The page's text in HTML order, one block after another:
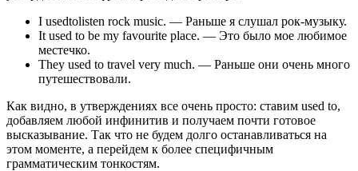
I usedtolisten rock music. — Раньше я слушал рок-музыку.
It used to be my favourite place. — Это было мое любимое
местечко.
They used to travel very much. — Раньше они очень много
путешествовали.
Как видно, в утверждениях все очень просто: ставим used to,
добавляем любой инфинитив и получаем почти готовое
высказывание. Так что не будем долго останавливаться на
этом моменте, а перейдем к более специфичным
грамматическим тонкостям.